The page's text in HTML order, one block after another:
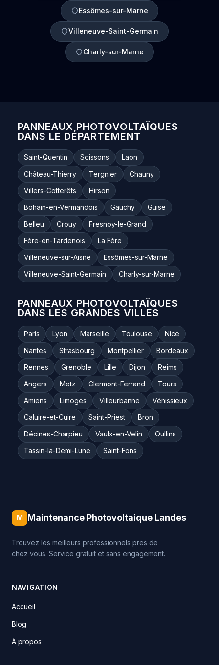
Essômes-sur-Marne
Villeneuve-Saint-Germain
Charly-sur-Marne
PANNEAUX PHOTOVOLTAÏQUES
DANS LE DÉPARTEMENT
Saint-Quentin Soissons
Laon
Château-Thierry
Tergnier
Chauny
Villers-Cotterêts
Hirson
Bohain-en-Vermandois
Gauchy
Guise
Belleu
Crouy
Fresnoy-le-Grand
Fère-en-Tardenois
La Fère
Villeneuve-sur-Aisne
Essômes-sur-Marne
Villeneuve-Saint-Germain
Charly-sur-Marne
PANNEAUX PHOTOVOLTAÏQUES
DANS LES GRANDES VILLES
Paris Lyon Marseille Toulouse
Nice
Nantes
Strasbourg Montpellier
Bordeaux
Rennes
Grenoble Lille Dijon
Reims
Angers
Metz Clermont-Ferrand
Tours
Amiens
Limoges Villeurbanne
Vénissieux
Caluire-et-Cuire
Saint-Priest
Bron
Décines-Charpieu
Vaulx-en-Velin
Oullins
Tassin-la-Demi-Lune
Saint-Fons
M Maintenance Photovoltaique Landes
Trouvez les meilleurs professionnels pres de
chez vous. Service gratuit et sans engagement.
NAVIGATION
Accueil
Blog
À propos